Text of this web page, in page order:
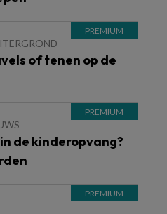
of tenen op de
de kinderopvang?